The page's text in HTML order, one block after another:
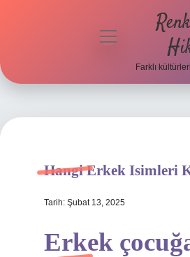
menüyü
Farklı
Hangi Erkek Isimleri
Tarih: Şubat 13, 2025
Erkek